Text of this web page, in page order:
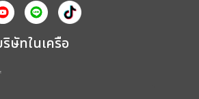
ษัทในเครือ